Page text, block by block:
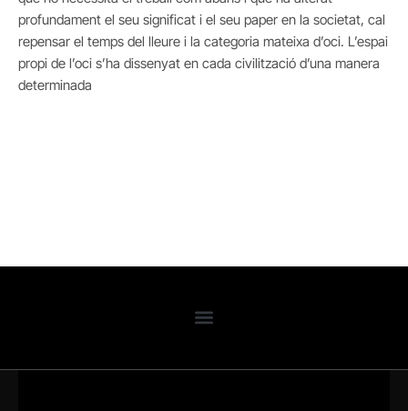
profundament el seu significat i el seu paper en la societat, cal
repensar el temps del lleure i la categoria mateixa d’oci. L’espai
propi de l’oci s’ha dissenyat en cada civilització d’una manera
determinada